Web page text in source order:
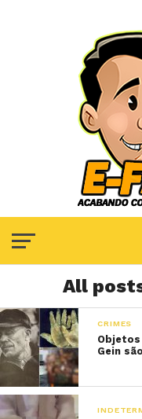
All
CRIMES
Gein